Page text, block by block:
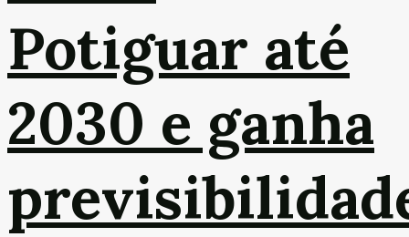
Potiguar até
2030 e ganha